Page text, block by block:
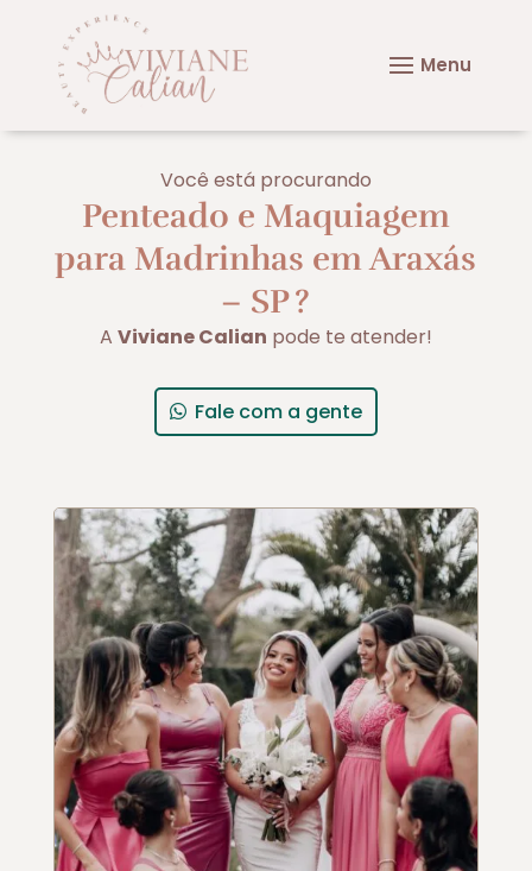
Você está procurando
Penteado e Maquiagem
para Madrinhas em Araxás
– SP?
A Viviane Calian pode te atender!
Fale com a gente